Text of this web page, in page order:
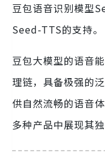
豆包语音识别模型
Seed-TTS的支持。
豆包大模型的语音
理链，具备极强的
供自然流畅的语音
多种产品中展现其